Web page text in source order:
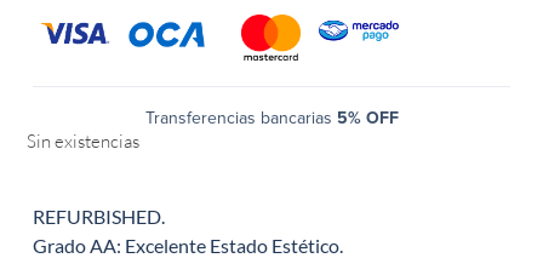
Transferencias bancarias 5% OFF
Sin existencias
REFURBISHED.
Grado AA: Excelente Estado Estético.